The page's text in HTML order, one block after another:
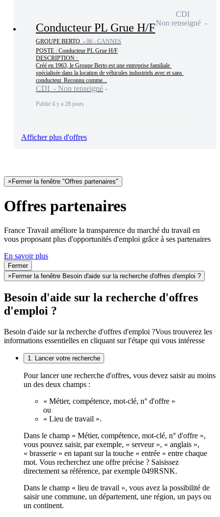
Conducteur PL Grue H/F
GROUPE BERTO - 06 - CANNES
POSTE : Conducteur PL Grue H/F
DESCRIPTION :
Créé en 1963, le Groupe Berto est une entreprise familiale
spécialisée dans la location de véhicules industriels avec et sans
conducteur. Reconnu comme...
CDI - Non renseigné
Publié il y a 28 jours
CDI
Non renseigné
Afficher plus d'offres
× Fermer la fenêtre "Offres partenaires"
Offres partenaires
France Travail améliore la transparence du marché du travail en
vous proposant plus d'opportunités d'emploi grâce à ses partenaires
En savoir plus
Fermer
×Fermer la fenêtre Besoin d'aide sur la recherche d'offres d'emploi ?
Besoin d'aide sur la recherche d'offres
d'emploi ?
Besoin d'aide sur la recherche d'offres d'emploi ?Vous trouverez les
informations essentielles en cliquant sur l'étape qui vous intéresse
1. Lancer votre recherche
Pour lancer une recherche d'offres, vous devez saisir au moins
un des deux champs :
« Métier, compétence, mot-clé, n° d'offre »
ou
« Lieu de travail ».
Dans le champ « Métier, compétence, mot-clé, n° d'offre »,
vous pouvez saisir, par exemple, « serveur », « anglais »,
« brasserie » en tapant sur la touche « entrée » entre chaque
mot. Vous recherchez une offre précise ? Saisissez
directement sa référence, par exemple 049RSNK.
Dans le champ « lieu de travail », vous avez la possibilité de
saisir une commune, un département, une région, un pays ou
un continent.